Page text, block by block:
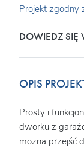
OPIS
Prosty i
dworku z
można przejść
Projekt zgodny
DOWIEDZ SIĘ